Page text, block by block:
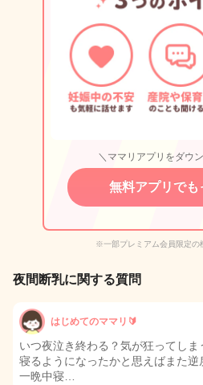
＼ママリアプリをダウ
無料アプリでも
※一部プレミアム会員限定の
夜間断乳に関する質問
はじめてのママリ🔰
いつ夜泣き終わる？気が狂ってしま
寝るようになったかと思えばまた逆
一晩中寝…